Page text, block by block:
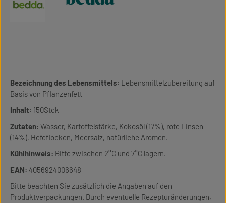
Bezeichnung des Lebensmittels: Lebensmittelzubereitung auf
Basis von Pflanzenfett
Inhalt: 150Stck
Zutaten: Wasser, Kartoffelstärke, Kokosöl (17%), rote Linsen
(14%), Hefeflocken, Meersalz, natürliche Aromen.
Kühlhinweis: Bitte zwischen 2°C und 7°C lagern.
EAN: 4056924006648
Bitte beachten Sie zusätzlich die Angaben auf den
Produktverpackungen. Durch eventuelle Rezepturänderungen,